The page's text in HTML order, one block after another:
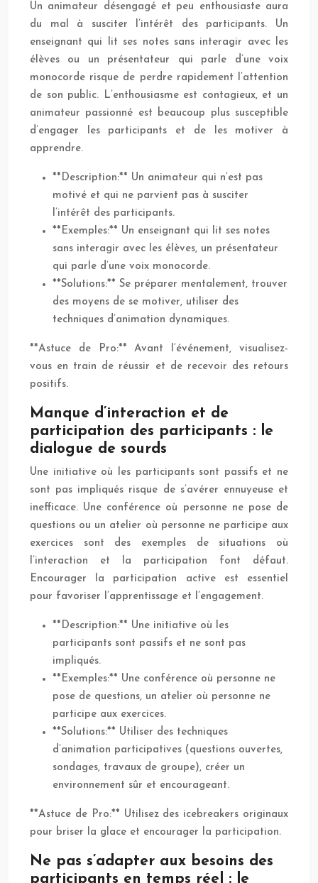
Un animateur désengagé et peu enthousiaste aura
du mal à susciter l’intérêt des participants. Un
enseignant qui lit ses notes sans interagir avec les
élèves ou un présentateur qui parle d’une voix
monocorde risque de perdre rapidement l’attention
de son public. L’enthousiasme est contagieux, et un
animateur passionné est beaucoup plus susceptible
d’engager les participants et de les motiver à
apprendre.
**Description:** Un animateur qui n’est pas
motivé et qui ne parvient pas à susciter
l’intérêt des participants.
**Exemples:** Un enseignant qui lit ses notes
sans interagir avec les élèves, un présentateur
qui parle d’une voix monocorde.
**Solutions:** Se préparer mentalement, trouver
des moyens de se motiver, utiliser des
techniques d’animation dynamiques.
**Astuce de Pro:** Avant l’événement, visualisez-
vous en train de réussir et de recevoir des retours
positifs.
Manque d’interaction et de
participation des participants : le
dialogue de sourds
Une initiative où les participants sont passifs et ne
sont pas impliqués risque de s’avérer ennuyeuse et
inefficace. Une conférence où personne ne pose de
questions ou un atelier où personne ne participe aux
exercices sont des exemples de situations où
l’interaction et la participation font défaut.
Encourager la participation active est essentiel
pour favoriser l’apprentissage et l’engagement.
**Description:** Une initiative où les
participants sont passifs et ne sont pas
impliqués.
**Exemples:** Une conférence où personne ne
pose de questions, un atelier où personne ne
participe aux exercices.
**Solutions:** Utiliser des techniques
d’animation participatives (questions ouvertes,
sondages, travaux de groupe), créer un
environnement sûr et encourageant.
**Astuce de Pro:** Utilisez des icebreakers originaux
pour briser la glace et encourager la participation.
Ne pas s’adapter aux besoins des
participants en temps réel : le